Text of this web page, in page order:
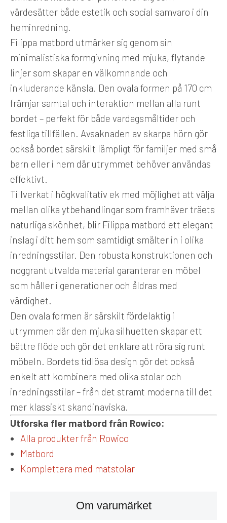
Om varumärket
värdesätter både estetik och social samvaro i din
heminredning.
Filippa matbord utmärker sig genom sin
minimalistiska formgivning med mjuka, flytande
linjer som skapar en välkomnande och
inkluderande känsla. Den ovala formen på 170 cm
främjar samtal och interaktion mellan alla runt
bordet – perfekt för både vardagsmåltider och
festliga tillfällen. Avsaknaden av skarpa hörn gör
också bordet särskilt lämpligt för familjer med små
barn eller i hem där utrymmet behöver användas
effektivt.
Tillverkat i högkvalitativ ek med möjlighet att välja
mellan olika ytbehandlingar som framhäver träets
naturliga skönhet, blir Filippa matbord ett elegant
inslag i ditt hem som samtidigt smälter in i olika
inredningsstilar. Den robusta konstruktionen och
noggrant utvalda material garanterar en möbel
som håller i generationer och åldras med
värdighet.
Den ovala formen är särskilt fördelaktig i
utrymmen där den mjuka silhuetten skapar ett
bättre flöde och gör det enklare att röra sig runt
möbeln. Bordets tidlösa design gör det också
enkelt att kombinera med olika stolar och
inredningsstilar – från det stramt moderna till det
mer klassiskt skandinaviska.
Utforska fler matbord från Rowico:
Alla produkter från Rowico
Matbord
Komplettera med matstolar